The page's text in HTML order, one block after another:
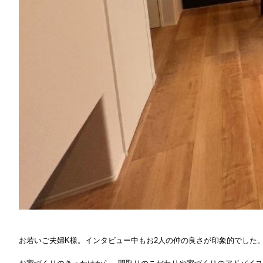
お若いご夫婦K様。インタビュー中もお2人の仲の良さが印象的でした